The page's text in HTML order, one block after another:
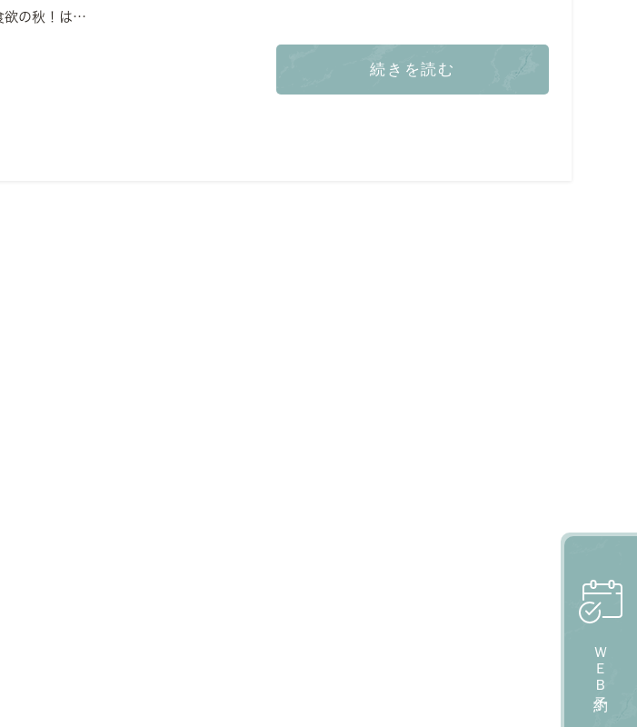
ＷＥＢ予約
欲の秋！は…
続きを読む